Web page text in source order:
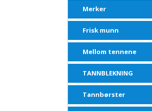
Merker
Frisk munn
Mellom tennene
TANNBLEKNING
Tannbørster